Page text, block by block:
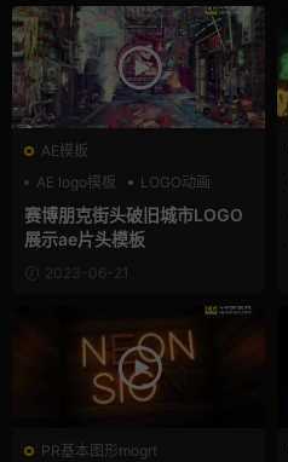
AE模板
AE logo模板
LOGO动画
三维
赛博朋克街头破旧城市LOGO
展示ae片头模板
2023-06-21
PR基本图形mogrt